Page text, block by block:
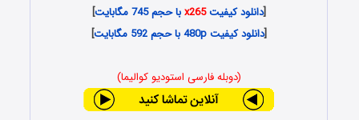
[دانلود کیفیتx265با حجم 745 مگابایت
]
[دانلود کیفیت 480p با حجم 592 مگابایت ]
(دوبله فارسی استودیو کوالیما)